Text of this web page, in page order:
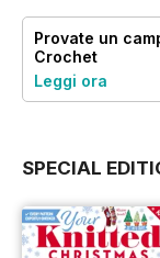
Provate un
Crochet
Leggi ora
SPECIAL